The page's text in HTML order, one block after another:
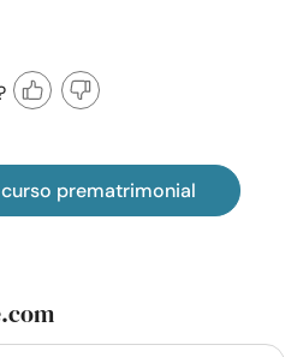
prematrimonial